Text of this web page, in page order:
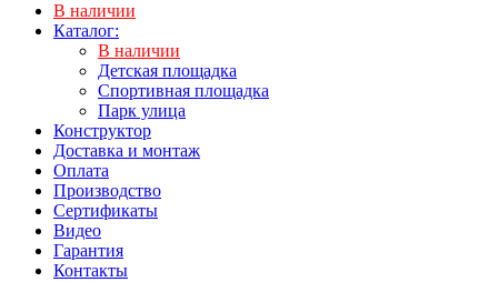
В наличии
Каталог:
В наличии
Детская площадка
Спортивная площадка
Парк улица
Конструктор
Доставка и монтаж
Оплата
Производство
Сертификаты
Видео
Гарантия
Контакты